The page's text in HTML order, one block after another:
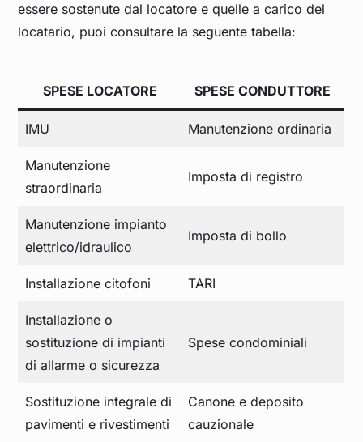
essere sostenute dal locatore e quelle a carico del
locatario, puoi consultare la seguente tabella:
SPESE LOCATORE SPESE CONDUTTORE
IMU Manutenzione ordinaria
Manutenzione
straordinaria
Imposta di registro
Manutenzione impianto
elettrico/idraulico
Imposta di bollo
Installazione citofoni TARI
Installazione o
sostituzione di impianti
di allarme o sicurezza
Spese condominiali
Sostituzione integrale di
pavimenti e rivestimenti
Canone e deposito
cauzionale